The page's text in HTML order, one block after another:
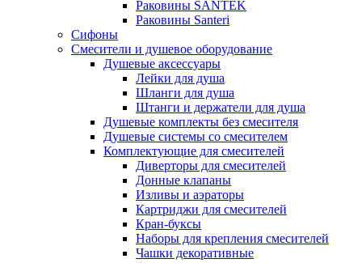
Раковины SANTEK
Раковины Santeri
Сифоны
Смесители и душевое оборудование
Душевые аксессуары
Лейки для душа
Шланги для душа
Штанги и держатели для душа
Душевые комплекты без смесителя
Душевые системы со смесителем
Комплектующие для смесителей
Диверторы для смесителей
Донные клапаны
Изливы и аэраторы
Картриджи для смесителей
Кран-буксы
Наборы для крепления смесителей
Чашки декоративные